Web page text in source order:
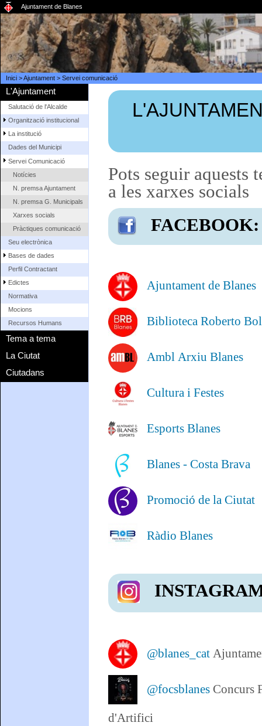
Ajuntament de Blanes
Inici>Ajuntament> Servei comunicació
L'Ajuntament
Salutació de l'Alcalde
Organització institucional
La institució
Dades del Municipi
Servei Comunicació
Notícies
N. premsa Ajuntament
N. premsa G. Municipals
Xarxes socials
Pràctiques comunicació
Seu electrònica
Bases de dades
Perfil Contractant
Edictes
Normativa
Mocions
Recursos Humans
Tema a tema
La Ciutat
Ciutadans
Pots seguir aquests
a les xarxes socials
FACEBOOK:
Ajuntament de Blanes
Biblioteca Roberto
Ambl Arxiu Blanes
Cultura i Festes
Esports Blanes
Blanes - Costa Brava
Promoció de la Ciutat
Ràdio Blanes
@blanes_cat
@focsblanesConcurs
d'Artifici